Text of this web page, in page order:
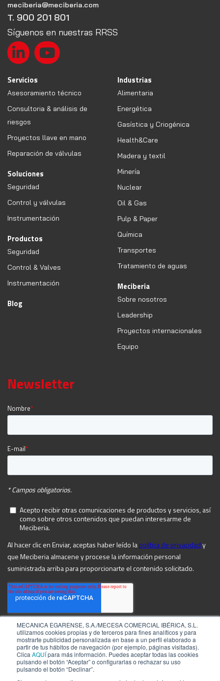
MECANICA EGARENSE, S.A./MECESA COMERCIAL IBÉRICA, S.L.
utilizamos cookies propias y de terceros para fines analíticos y para
mostrarte publicidad personalizada en base a un perfil elaborado a
partir de tus hábitos de navegación (por ejemplo, páginas visitadas).
Clica AQUÍpara más información. Puedes aceptar todas las cookies
pulsando el botón “Aceptar” o configurarlas o rechazar su uso
pulsando el botón “Declinar”.
meciberia@meciberia.com
T. 900 201 801
Síguenos en nuestras RRSS
Servicios
Asesoramiento técnico
Consultoria & análisis de
riesgos
Proyectos llave en mano
Reparación de válvulas
Soluciones
Seguridad
Control y válvulas
Instrumentación
Productos
Seguridad
Control & Valves
Instrumentación
Blog
Industrias
Alimentaria
Energética
Gasística y Criogénica
Health&Care
Madera y textil
Minería
Nuclear
Oil & Gas
Pulp & Paper
Química
Transportes
Tratamiento de aguas
Meciberia
Sobre nosotros
Leadership
Proyectos internacionales
Equipo